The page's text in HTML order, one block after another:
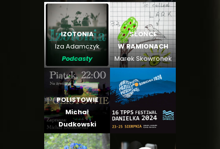
Kołodziejczyk
IZOTONIA
Iza Adamczyk
Podcasty
SŁOŃCE
W RAMIONACH
Marek Skowronek
Podcasty
POLISTOWIE
Michał
Dudkowski
Podcasty